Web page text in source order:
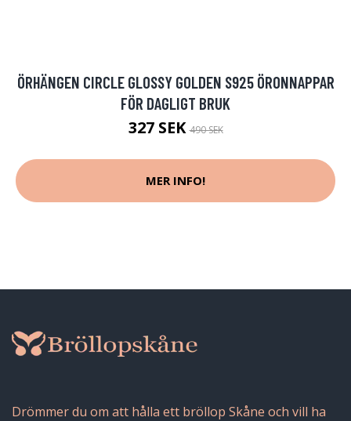
ÖRHÄNGEN CIRCLE GLOSSY GOLDEN S925 ÖRONNAPPAR
FÖR DAGLIGT BRUK
327 SEK490 SEK
MER INFO!
Drömmer du om att hålla ett bröllop Skåne och vill ha